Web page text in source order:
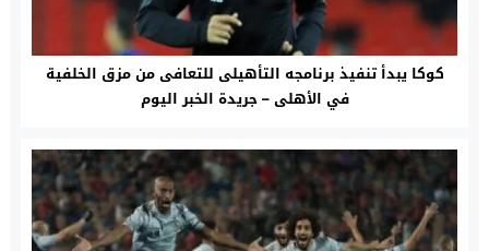
كوكا يبدأ تنفيذ برنامجه التأهيلى للتعافى من مزق الخلفية
في الأهلى – جريدة الخبر اليوم